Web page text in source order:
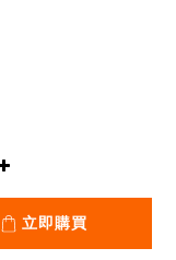
立即購買